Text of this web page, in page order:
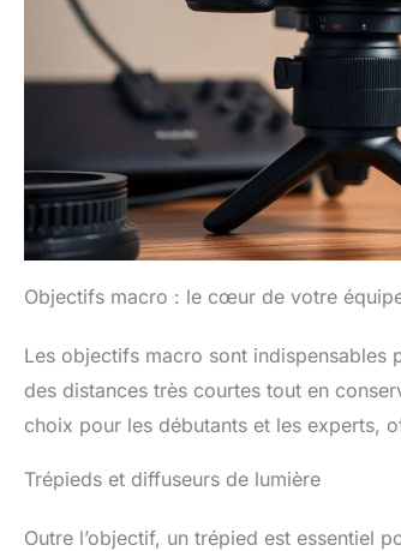
Objectifs macro : le cœur de votre
Les objectifs macro sont indispensables
des distances très courtes tout en
choix pour les débutants et les experts,
Trépieds et diffuseurs de lumière
Outre l’objectif, un trépied est essentiel